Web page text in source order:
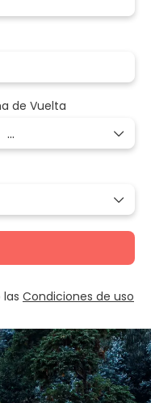
de Vuelta
Condiciones de uso